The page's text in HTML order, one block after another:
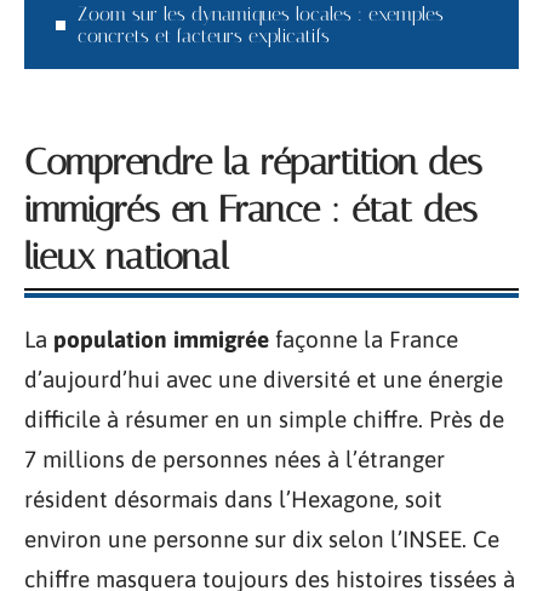
Zoom sur les dynamiques locales : exemples
concrets et facteurs explicatifs
Comprendre la répartition des
immigrés en France : état des
lieux national
La population immigrée façonne la France
d’aujourd’hui avec une diversité et une énergie
difficile à résumer en un simple chiffre. Près de
7 millions de personnes nées à l’étranger
résident désormais dans l’Hexagone, soit
environ une personne sur dix selon l’INSEE. Ce
chiffre masquera toujours des histoires tissées à